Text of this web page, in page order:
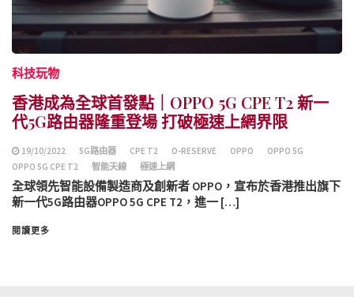
科技玩物
香港成為全球首發點｜OPPO 5G CPE T2 新一
代5G路由器隆重登場 打破極速上網界限
19/10/2022 5G路由器 CPE T2 O-RESERVE OPPO
OPPO 5G
OPPO 5G CPE T2
智能天線 極速上網
全球領先智能設備製造商及創新者 OPPO，宣布於香港推出旗下
新一代5G路由器OPPO 5G CPE T2，進一 […]
閱讀更多